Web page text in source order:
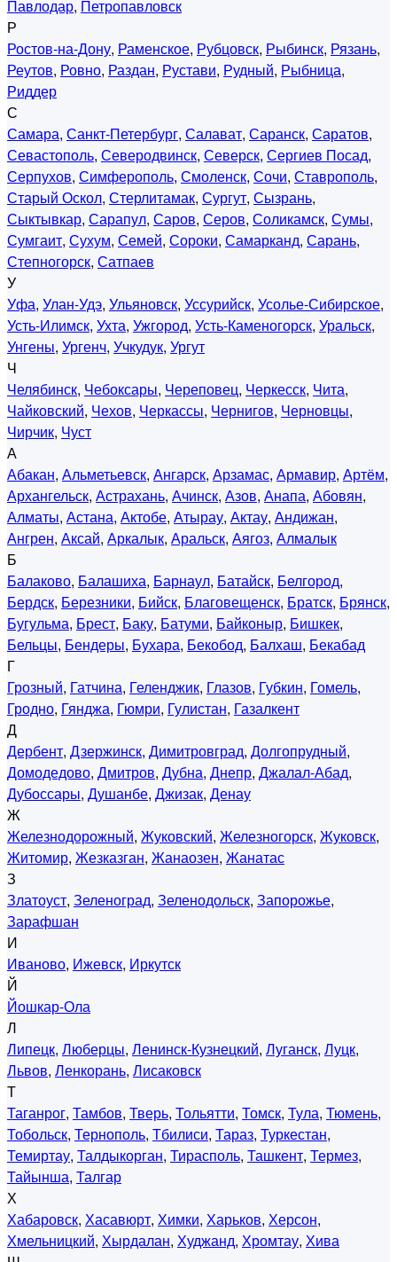
Павлодар, Петропавловск
Р
Ростов-на-Дону, Раменское, Рубцовск, Рыбинск, Рязань,
Реутов, Ровно, Раздан, Рустави, Рудный, Рыбница,
Риддер
С
Самара, Санкт-Петербург, Салават, Саранск, Саратов,
Севастополь, Северодвинск, Северск, Сергиев Посад,
Серпухов, Симферополь, Смоленск, Сочи, Ставрополь,
Старый Оскол, Стерлитамак, Сургут, Сызрань,
Сыктывкар, Сарапул, Саров, Серов, Соликамск, Сумы,
Сумгаит, Сухум, Семей, Сороки, Самарканд, Сарань,
Степногорск, Сатпаев
У
Уфа, Улан-Удэ, Ульяновск, Уссурийск, Усолье-Сибирское,
Усть-Илимск, Ухта, Ужгород, Усть-Каменогорск, Уральск,
Унгены, Ургенч, Учкудук, Ургут
Ч
Челябинск, Чебоксары, Череповец, Черкесск, Чита,
Чайковский, Чехов, Черкассы, Чернигов, Черновцы,
Чирчик, Чуст
А
Абакан, Альметьевск, Ангарск, Арзамас, Армавир, Артём,
Архангельск, Астрахань, Ачинск, Азов, Анапа, Абовян,
Алматы, Астана, Актобе, Атырау, Актау, Андижан,
Ангрен, Аксай, Аркалык, Аральск, Аягоз, Алмалык
Б
Балаково, Балашиха, Барнаул, Батайск, Белгород,
Бердск, Березники, Бийск, Благовещенск, Братск, Брянск,
Бугульма, Брест, Баку, Батуми, Байконыр, Бишкек,
Бельцы, Бендеры, Бухара, Бекобод, Балхаш, Бекабад
Г
Грозный, Гатчина, Геленджик, Глазов, Губкин, Гомель,
Гродно, Гянджа, Гюмри, Гулистан, Газалкент
Д
Дербент, Дзержинск, Димитровград, Долгопрудный,
Домодедово, Дмитров, Дубна, Днепр, Джалал-Абад,
Дубоссары, Душанбе, Джизак, Денау
Ж
Железнодорожный, Жуковский, Железногорск, Жуковск,
Житомир, Жезказган, Жанаозен, Жанатас
З
Златоуст, Зеленоград, Зеленодольск, Запорожье,
Зарафшан
И
Иваново, Ижевск, Иркутск
Й
Йошкар-Ола
Л
Липецк, Люберцы, Ленинск-Кузнецкий, Луганск, Луцк,
Львов, Ленкорань, Лисаковск
Т
Таганрог, Тамбов, Тверь, Тольятти, Томск, Тула, Тюмень,
Тобольск, Тернополь, Тбилиси, Тараз, Туркестан,
Темиртау, Талдыкорган, Тирасполь, Ташкент, Термез,
Тайынша, Талгар
Х
Хабаровск, Хасавюрт, Химки, Харьков, Херсон,
Хмельницкий, Хырдалан, Худжанд, Хромтау, Хива